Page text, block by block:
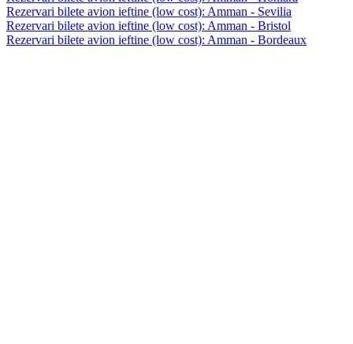
Rezervari bilete avion ieftine (low cost): Amman - Sevilia
Rezervari bilete avion ieftine (low cost): Amman - Bristol
Rezervari bilete avion ieftine (low cost): Amman - Bordeaux